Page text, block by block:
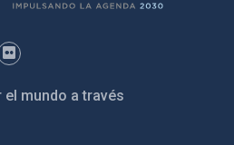
mundo a través